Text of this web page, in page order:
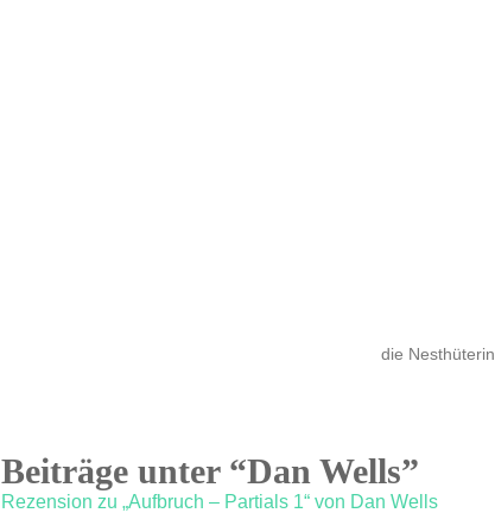
die Nesthüterin
Beiträge unter “Dan Wells”
Rezension zu „Aufbruch – Partials 1“ von Dan Wells